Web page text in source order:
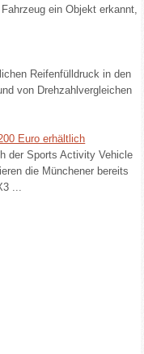
ein Objekt erkannt,
Reifenfülldruck in den
von Drehzahlvergleichen
Euro erhältlich
der Sports Activity Vehicle
die Münchener bereits
...